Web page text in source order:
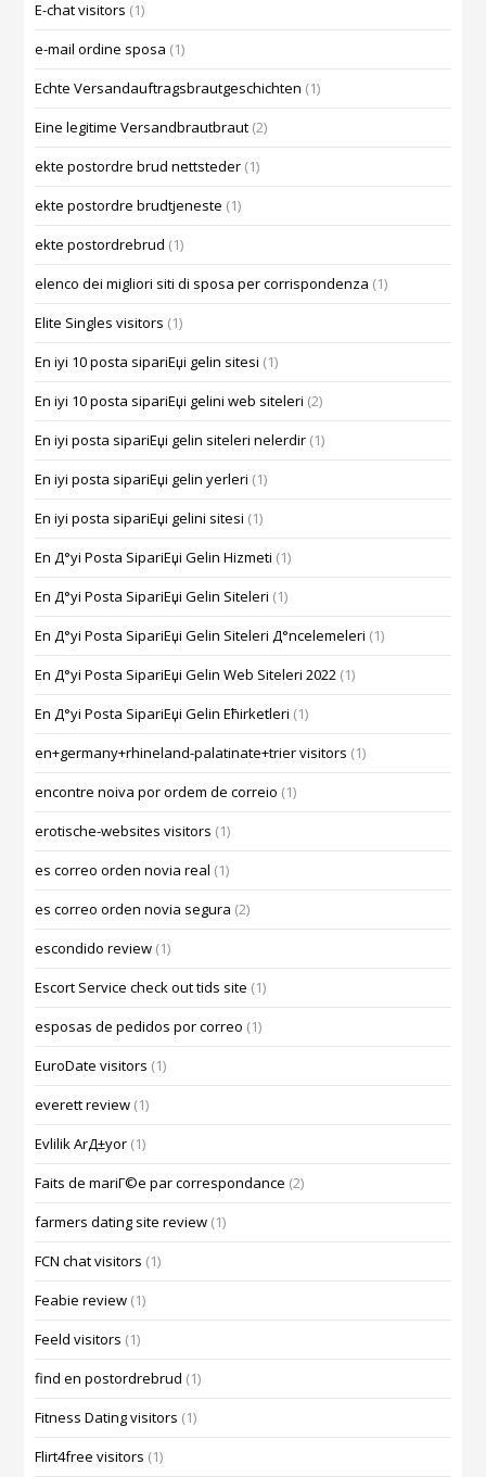
E-chat visitors (1)
e-mail ordine sposa (1)
Echte Versandauftragsbrautgeschichten (1)
Eine legitime Versandbrautbraut (2)
ekte postordre brud nettsteder (1)
ekte postordre brudtjeneste (1)
ekte postordrebrud (1)
elenco dei migliori siti di sposa per corrispondenza (1)
Elite Singles visitors (1)
En iyi 10 posta sipariЕџi gelin sitesi (1)
En iyi 10 posta sipariЕџi gelini web siteleri (2)
En iyi posta sipariЕџi gelin siteleri nelerdir (1)
En iyi posta sipariЕџi gelin yerleri (1)
En iyi posta sipariЕџi gelini sitesi (1)
En Д°yi Posta SipariЕџi Gelin Hizmeti (1)
En Д°yi Posta SipariЕџi Gelin Siteleri (1)
En Д°yi Posta SipariЕџi Gelin Siteleri Д°ncelemeleri (1)
En Д°yi Posta SipariЕџi Gelin Web Siteleri 2022 (1)
En Д°yi Posta SipariЕџi Gelin Ећirketleri (1)
en+germany+rhineland-palatinate+trier visitors (1)
encontre noiva por ordem de correio (1)
erotische-websites visitors (1)
es correo orden novia real (1)
es correo orden novia segura (2)
escondido review (1)
Escort Service check out tids site (1)
esposas de pedidos por correo (1)
EuroDate visitors (1)
everett review (1)
Evlilik ArД±yor (1)
Faits de mariГ©e par correspondance (2)
farmers dating site review (1)
FCN chat visitors (1)
Feabie review (1)
Feeld visitors (1)
find en postordrebrud (1)
Fitness Dating visitors (1)
Flirt4free visitors (1)